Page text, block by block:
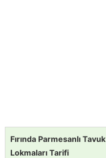
Fırında Parmesanlı Tavuk
Lokmaları Tarifi